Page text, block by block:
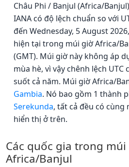
Châu Phi / Banjul (Africa/
IANA có độ lệch chuẩn so với
đến Wednesday, 5 August
hiện tại trong múi giờ Africa/
(GMT). Múi giờ này không áp
mùa hè, vì vậy chênh lệch UTC
suốt cả năm. Múi giờ Africa/
Gambia. Nó bao gồm 1 thành
Serekunda, tất cả đều có
hiển thị ở trên.
Các quốc gia trong múi
Africa/Banjul